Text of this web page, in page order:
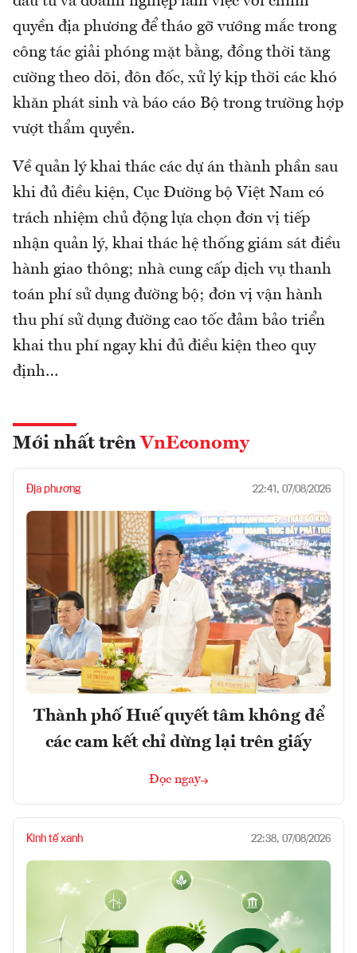
quyền địa phương để tháo gỡ vướng mắc trong
công tác giải phóng mặt bằng, đồng thời tăng
cường theo dõi, đôn đốc, xử lý kịp thời các khó
khăn phát sinh và báo cáo Bộ trong trường hợp
vượt thẩm quyền.
Về quản lý khai thác các dự án thành phần sau
khi đủ điều kiện, Cục Đường bộ Việt Nam có
trách nhiệm chủ động lựa chọn đơn vị tiếp
nhận quản lý, khai thác hệ thống giám sát điều
hành giao thông; nhà cung cấp dịch vụ thanh
toán phí sử dụng đường bộ; đơn vị vận hành
thu phí sử dụng đường cao tốc đảm bảo triển
khai thu phí ngay khi đủ điều kiện theo quy
định…
Mới nhất trên VnEconomy
Địa phương 22:41, 07/08/2026
Thành phố Huế quyết tâm không để
các cam kết chỉ dừng lại trên giấy
Đọc ngay
Kinh tế xanh 22:38, 07/08/2026